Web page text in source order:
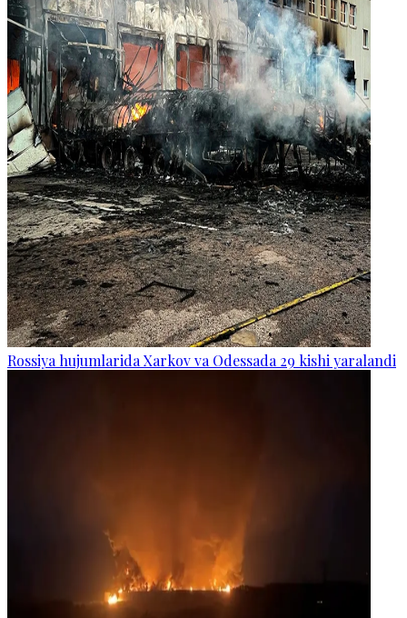
Rossiya hujumlarida Xarkov va Odessada 29 kishi yaralandi